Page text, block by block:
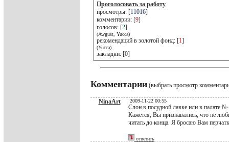
Проголосовать за работу
просмотры: [11016]
комментарии: [9]
голосов: [2]
(Awgust, Yucca)
рекомендаций в золотой фонд: [1]
(Yucca)
закладки: [0]
Комментарии (выбрать просмотр
NinaArt 2009-11-22 00:55
Слон в посудной лавке или в палате №
Кажется, Вы признавались, что не
читать до конца. Я бросаю Вам
ответить